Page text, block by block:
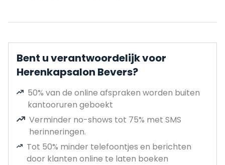
Bent u verantwoordelijk voor
Herenkapsalon Bevers?
50% van de online afspraken worden buiten
kantooruren geboekt
Verminder no-shows tot 75% met SMS
herinneringen.
Tot 50% minder telefoontjes en berichten
door klanten online te laten boeken